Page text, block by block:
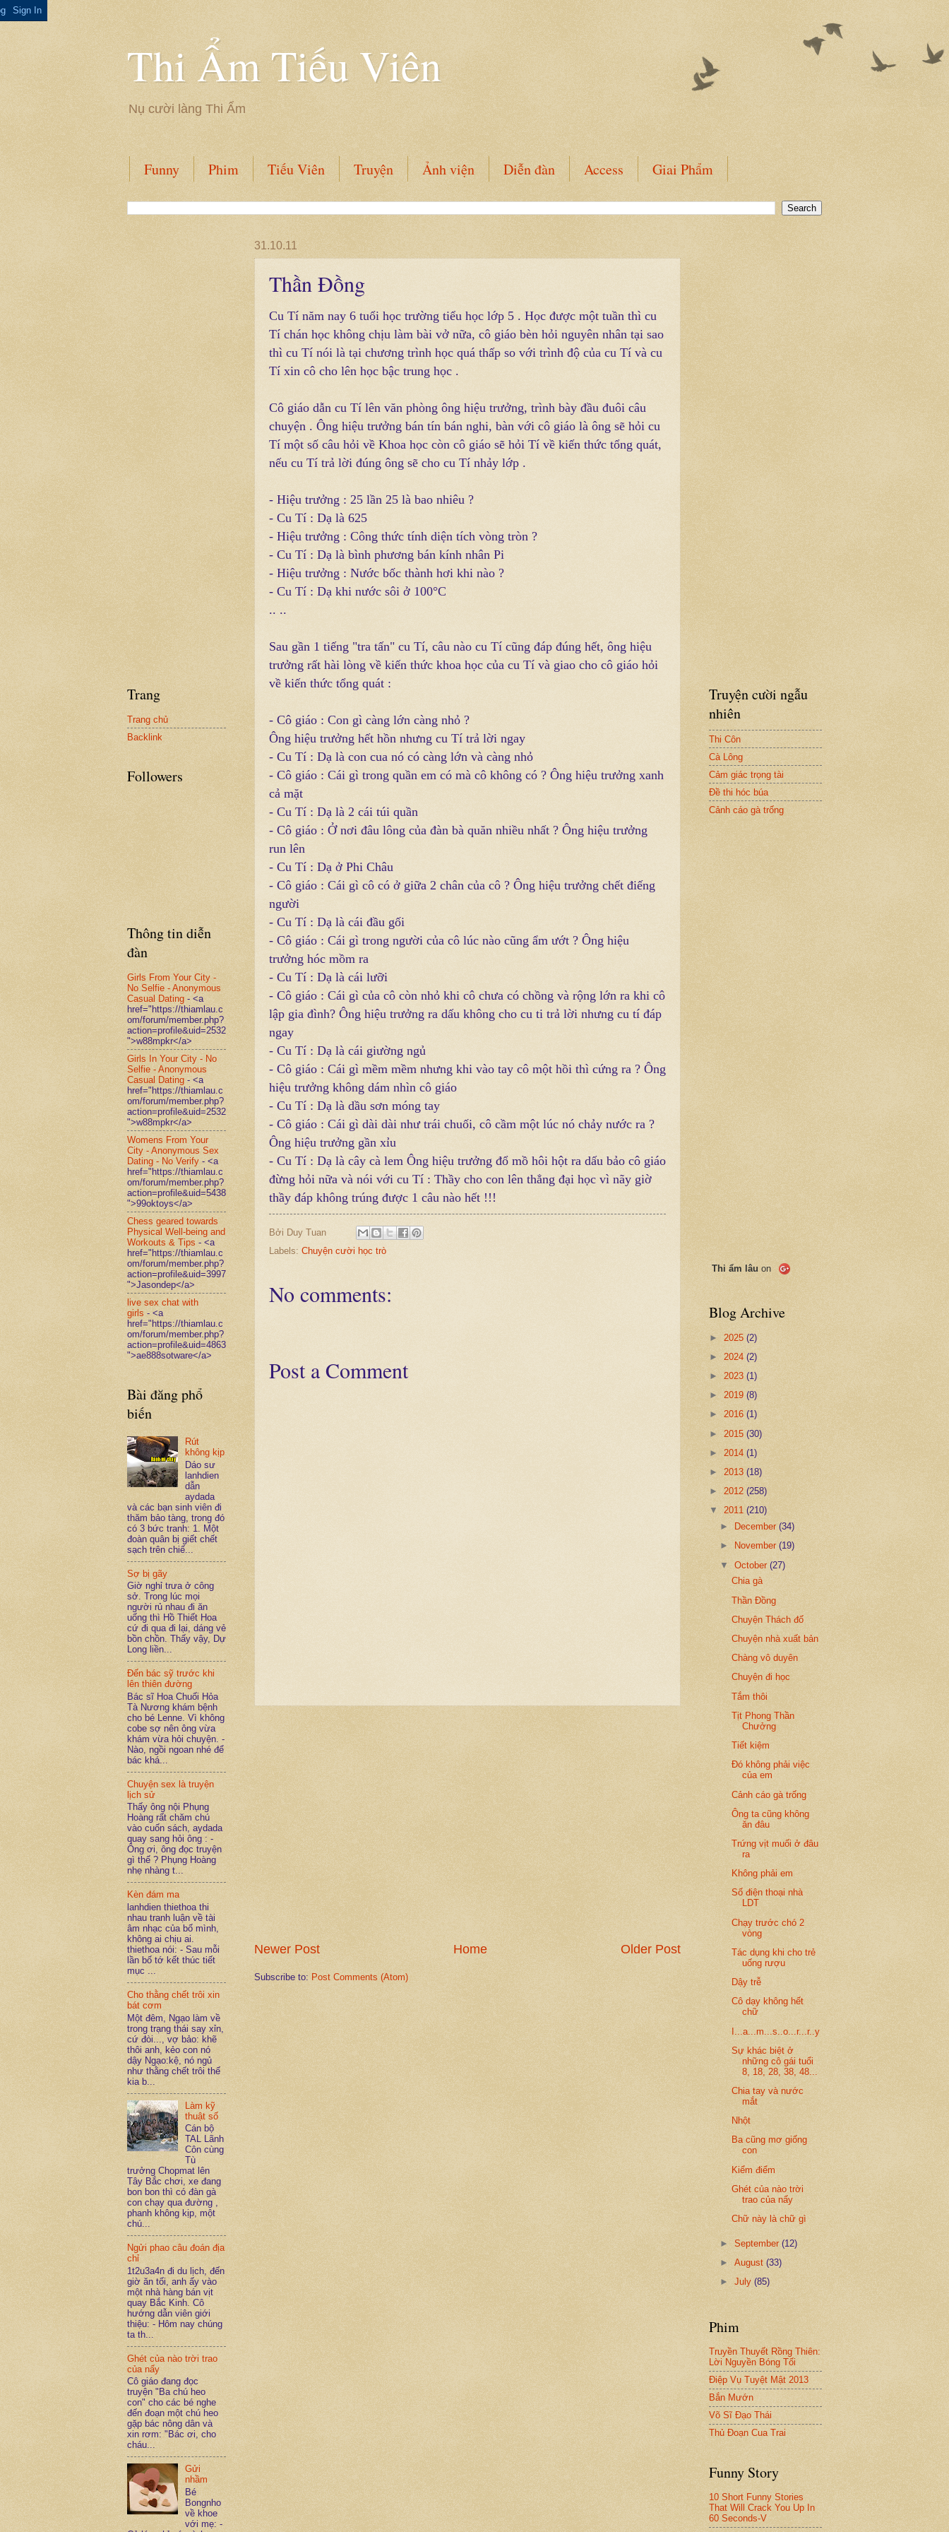
Thi Ẩm Tiếu Viên
Nụ cười làng Thi Ẩm
Funny Phim Tiếu Viên Truyện Ảnh viện Diễn đàn Access Giai Phẩm
31.10.11
Thần Đồng
Cu Tí năm nay 6 tuổi học trường tiểu học lớp 5 . Học được một tuần thì cu
Tí chán học không chịu làm bài vở nữa, cô giáo bèn hỏi nguyên nhân tại sao
thì cu Tí nói là tại chương trình học quá thấp so với trình độ của cu Tí và cu
Tí xin cô cho lên học bậc trung học .
Cô giáo dẫn cu Tí lên văn phòng ông hiệu trưởng, trình bày đầu đuôi câu
chuyện . Ông hiệu trưởng bán tín bán nghi, bàn với cô giáo là ông sẽ hỏi cu
Tí một số câu hỏi về Khoa học còn cô giáo sẽ hỏi Tí về kiến thức tổng quát,
nếu cu Tí trả lời đúng ông sẽ cho cu Tí nhảy lớp .
- Hiệu trưởng : 25 lần 25 là bao nhiêu ?
- Cu Tí : Dạ là 625
- Hiệu trưởng : Công thức tính diện tích vòng tròn ?
- Cu Tí : Dạ là bình phương bán kính nhân Pi
- Hiệu trưởng : Nước bốc thành hơi khi nào ?
- Cu Tí : Dạ khi nước sôi ở 100°C
.. ..
Sau gần 1 tiếng "tra tấn" cu Tí, câu nào cu Tí cũng đáp đúng hết, ông hiệu
trưởng rất hài lòng về kiến thức khoa học của cu Tí và giao cho cô giáo hỏi
về kiến thức tổng quát :
- Cô giáo : Con gì càng lớn càng nhỏ ?
Ông hiệu trưởng hết hồn nhưng cu Tí trả lời ngay
- Cu Tí : Dạ là con cua nó có càng lớn và càng nhỏ
- Cô giáo : Cái gì trong quần em có mà cô không có ? Ông hiệu trưởng xanh
cả mặt
- Cu Tí : Dạ là 2 cái túi quần
- Cô giáo : Ở nơi đâu lông của đàn bà quăn nhiều nhất ? Ông hiệu trưởng
run lên
- Cu Tí : Dạ ở Phi Châu
- Cô giáo : Cái gì cô có ở giữa 2 chân của cô ? Ông hiệu trưởng chết điếng
người
- Cu Tí : Dạ là cái đầu gối
- Cô giáo : Cái gì trong người của cô lúc nào cũng ẩm ướt ? Ông hiệu
trưởng hóc mồm ra
- Cu Tí : Dạ là cái lưỡi
- Cô giáo : Cái gì của cô còn nhỏ khi cô chưa có chồng và rộng lớn ra khi cô
lập gia đình? Ông hiệu trưởng ra dấu không cho cu ti trả lời nhưng cu tí đáp
ngay
- Cu Tí : Dạ là cái giường ngủ
- Cô giáo : Cái gì mềm mềm nhưng khi vào tay cô một hồi thì cứng ra ? Ông
hiệu trưởng không dám nhìn cô giáo
- Cu Tí : Dạ là dầu sơn móng tay
- Cô giáo : Cái gì dài dài như trái chuối, cô cầm một lúc nó chảy nước ra ?
Ông hiệu trưởng gần xỉu
- Cu Tí : Dạ là cây cà lem Ông hiệu trưởng đổ mồ hôi hột ra dấu bảo cô giáo
đừng hỏi nữa và nói với cu Tí : Thầy cho con lên thẳng đại học vì nãy giờ
thầy đáp không trúng được 1 câu nào hết !!!
Bởi Duy Tuan
Labels: Chuyện cười học trò
No comments:
Post a Comment
Newer Post Older Post
Home
Subscribe to: Post Comments (Atom)
Trang
Trang chủ
Backlink
Followers
Thông tin diễn
đàn
Girls From Your City -
No Selfie - Anonymous
Casual Dating - <a
href="https://thiamlau.c
om/forum/member.php?
action=profile&uid=2532
">w88mpkr</a>
Girls In Your City - No
Selfie - Anonymous
Casual Dating - <a
href="https://thiamlau.c
om/forum/member.php?
action=profile&uid=2532
">w88mpkr</a>
Womens From Your
City - Anonymous Sex
Dating - No Verify - <a
href="https://thiamlau.c
om/forum/member.php?
action=profile&uid=5438
">99oktoys</a>
Chess geared towards
Physical Well-being and
Workouts & Tips - <a
href="https://thiamlau.c
om/forum/member.php?
action=profile&uid=3997
">Jasondep</a>
live sex chat with
girls - <a
href="https://thiamlau.c
om/forum/member.php?
action=profile&uid=4863
">ae888sotware</a>
Bài đăng phổ
biến
Rút
không kịp
Dáo sư
lanhdien
dẫn
aydada
và các bạn sinh viên đi
thăm bảo tàng, trong đó
có 3 bức tranh: 1. Một
đoàn quân bị giết chết
sạch trên chiế...
Sợ bị gãy
Giờ nghỉ trưa ở công
sở. Trong lúc mọi
người rủ nhau đi ăn
uống thì Hồ Thiết Hoa
cứ đi qua đi lại, dáng vẻ
bồn chồn. Thấy vậy, Dự
Long liền...
Đến bác sỹ trước khi
lên thiên đường
Bác sĩ Hoa Chuối Hỏa
Tà Nương khám bệnh
cho bé Lenne. Vì không
cobe sợ nên ông vừa
khám vừa hỏi chuyện. -
Nào, ngồi ngoan nhé để
bác khá...
Chuyện sex là truyện
lịch sử
Thấy ông nội Phụng
Hoàng rất chăm chú
vào cuốn sách, aydada
quay sang hỏi ông : -
Ông ơi, ông đọc truyện
gì thế ? Phụng Hoàng
nhẹ nhàng t...
Kèn đám ma
lanhdien thiethoa thi
nhau tranh luận về tài
âm nhạc của bố mình,
không ai chịu ai.
thiethoa nói: - Sau mỗi
lần bố tớ kết thúc tiết
mục ...
Cho thằng chết trôi xin
bát cơm
Một đêm, Ngạo làm về
trong trạng thái say xỉn,
cứ đòi..., vợ bảo: khẽ
thôi anh, kẻo con nó
dậy Ngạo:kệ, nó ngủ
như thằng chết trôi thế
kia b...
Làm kỹ
thuật số
Cán bộ
TAL Lãnh
Côn cùng
Tù
trưởng Chopmat lên
Tây Bắc chơi, xe đang
bon bon thì có đàn gà
con chạy qua đường ,
phanh không kịp, một
chú...
Ngửi phao câu đoán địa
chỉ
1t2u3a4n đi du lịch, đến
giờ ăn tối, anh ấy vào
một nhà hàng bán vịt
quay Bắc Kinh. Cô
hướng dẫn viên giới
thiệu: - Hôm nay chúng
ta th...
Ghét của nào trời trao
của nấy
Cô giáo đang đọc
truyện "Ba chú heo
con" cho các bé nghe
đến đoạn một chú heo
gặp bác nông dân và
xin rơm: "Bác ơi, cho
cháu...
Gửi
nhầm
Bé
Bongnho
về khoe
với mẹ: -
Truyện cười ngẫu
nhiên
Thi Côn
Cà Lông
Cảm giác trọng tài
Đề thi hóc búa
Cảnh cáo gà trống
Thi ẩm lâu on
Blog Archive
► 2025 (2)
► 2024 (2)
► 2023 (1)
► 2019 (8)
► 2016 (1)
► 2015 (30)
► 2014 (1)
► 2013 (18)
► 2012 (258)
▼ 2011 (210)
►
December(34)
►
November(19)
▼October(27)
Chia gà
Thần Đồng
Chuyện Thách đố
Chuyện nhà xuất bản
Chàng vô duyên
Chuyện đi học
Tắm thôi
Tịt Phong Thần
Chưởng
Tiết kiệm
Đó không phải việc
của em
Cảnh cáo gà trống
Ông ta cũng không
ăn đâu
Trứng vịt muối ở đâu
ra
Không phải em
Số điện thoại nhà
LDT
Chạy trước chó 2
vòng
Tác dụng khi cho trẻ
uống rượu
Dậy trễ
Cô dạy không hết
chữ
I...a...m...s..o...r...r..y
Sự khác biệt ở
những cô gái tuổi
8, 18, 28, 38, 48...
Chia tay và nước
mắt
Nhột
Ba cũng mơ giống
con
Kiểm điểm
Ghét của nào trời
trao của nấy
Chữ này là chữ gì
►September(12)
►August(33)
►July(85)
Phim
Truyền Thuyết Rồng Thiên:
Lời Nguyền Bóng Tối
Điệp Vụ Tuyệt Mật 2013
Bắn Mướn
Võ Sĩ Đạo Thái
Thủ Đoạn Cua Trai
Funny Story
10 Short Funny Stories
That Will Crack You Up In
60 Seconds-V